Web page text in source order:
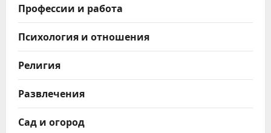
Профессии и работа
Психология и отношения
Религия
Развлечения
Сад и огород